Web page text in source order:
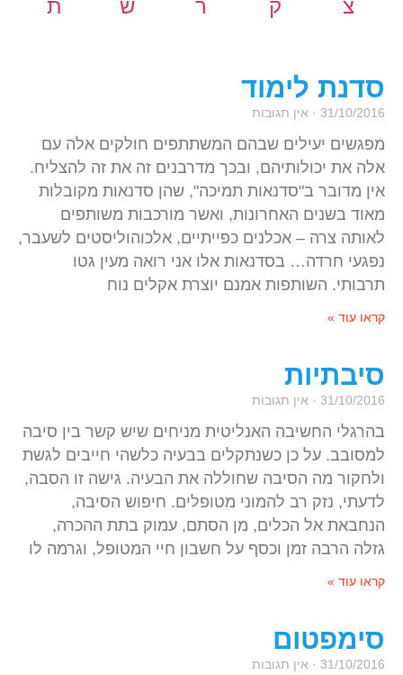
ת ש ר ק צ
סדנת לימוד
31/10/2016 אין תגובות
מפגשים יעילים שבהם המשתתפים חולקים אלה עם
אלה את יכולותיהם, ובכך מדרבנים זה את זה להצליח.
אין מדובר ב"סדנאות תמיכה", שהן סדנאות מקובלות
מאוד בשנים האחרונות, ואשר מורכבות משותפים
לאותה צרה – אכלנים כפייתיים, אלכוהוליסטים לשעבר,
נפגעי חרדה… בסדנאות אלו אני רואה מעין גטו
תרבותי. השותפות אמנם יוצרת אקלים נוח
קראו עוד »
סיבתיות
31/10/2016 אין תגובות
בהרגלי החשיבה האנליטית מניחים שיש קשר בין סיבה
למסובב. על כן כשנתקלים בבעיה כלשהי חייבים לגשת
ולחקור מה הסיבה שחוללה את הבעיה. גישה זו הסבה,
לדעתי, נזק רב להמוני מטופלים. חיפוש הסיבה,
הנחבאת אל הכלים, מן הסתם, עמוק בתת ההכרה,
גזלה הרבה זמן וכסף על חשבון חיי המטופל, וגרמה לו
קראו עוד »
סימפטום
31/10/2016 אין תגובות